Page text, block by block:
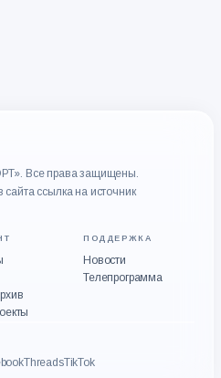
Все права защищены.
ссылка на источник
ПОДДЕРЖКА
Новости
Телепрограмма
ThreadsTikTok